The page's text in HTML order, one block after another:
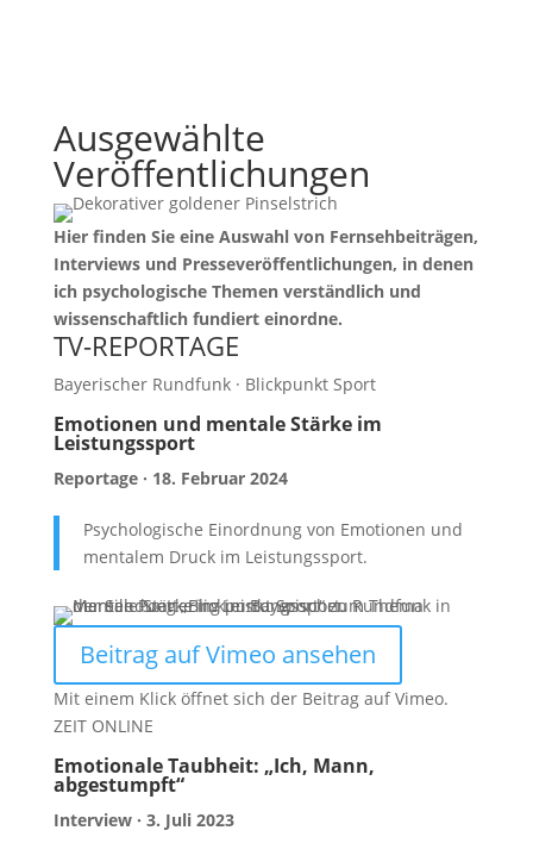
Ausgewählte
Veröffentlichungen
Hier finden Sie eine Auswahl von Fernsehbeiträgen,
Interviews und Presseveröffentlichungen, in denen
ich psychologische Themen verständlich und
wissenschaftlich fundiert einordne.
TV-REPORTAGE
Bayerischer Rundfunk · Blickpunkt Sport
Emotionen und mentale Stärke im
Leistungssport
Reportage · 18. Februar 2024
Psychologische Einordnung von Emotionen und
mentalem Druck im Leistungssport.
Beitrag auf Vimeo ansehen
Mit einem Klick öffnet sich der Beitrag auf Vimeo.
ZEIT ONLINE
Emotionale Taubheit: „Ich, Mann,
abgestumpft“
Interview · 3. Juli 2023